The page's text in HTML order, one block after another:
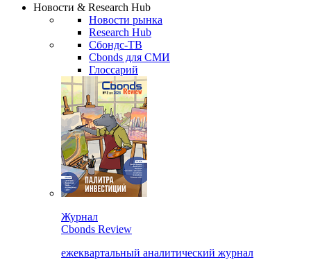
Новости & Research Hub
Новости рынка
Research Hub
Сбондс-ТВ
Cbonds для СМИ
Глоссарий
Журнал
Cbonds Review
ежеквартальный аналитический журнал